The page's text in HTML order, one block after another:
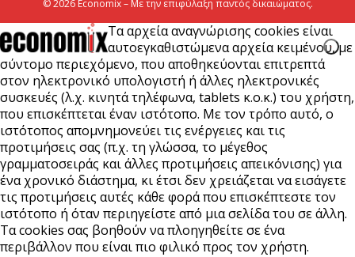
© 2026 Economix – Με την επιφύλαξη παντός δικαιώματος.
Τα αρχεία αναγνώρισης cookies είναι
αυτοεγκαθιστώμενα αρχεία κειμένου, με
σύντομο περιεχόμενο, που αποθηκεύονται επιτρεπτά
στον ηλεκτρονικό υπολογιστή ή άλλες ηλεκτρονικές
συσκευές (λ.χ. κινητά τηλέφωνα, tablets κ.ο.κ.) του χρήστη,
που επισκέπτεται έναν ιστότοπο. Με τον τρόπο αυτό, ο
ιστότοπος απομνημονεύει τις ενέργειες και τις
προτιμήσεις σας (π.χ. τη γλώσσα, το μέγεθος
γραμματοσειράς και άλλες προτιμήσεις απεικόνισης) για
ένα χρονικό διάστημα, κι έτσι δεν χρειάζεται να εισάγετε
τις προτιμήσεις αυτές κάθε φορά που επισκέπτεστε τον
ιστότοπο ή όταν περιηγείστε από μια σελίδα του σε άλλη.
Τα cookies σας βοηθούν να πλοηγηθείτε σε ένα
περιβάλλον που είναι πιο φιλικό προς τον χρήστη.